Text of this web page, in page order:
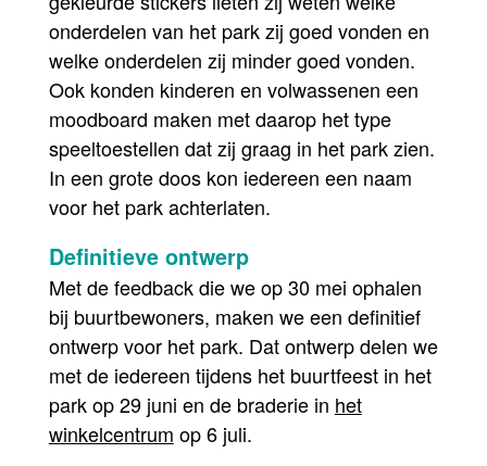
onderdelen van het park zij goed vonden en
welke onderdelen zij minder goed vonden.
Ook konden kinderen en volwassenen een
moodboard maken met daarop het type
speeltoestellen dat zij graag in het park zien.
In een grote doos kon iedereen een naam
voor het park achterlaten.
Definitieve ontwerp
Met de feedback die we op 30 mei ophalen
bij buurtbewoners, maken we een definitief
ontwerp voor het park. Dat ontwerp delen we
met de iedereen tijdens het buurtfeest in het
park op 29 juni en de braderie in het
winkelcentrum op 6 juli.